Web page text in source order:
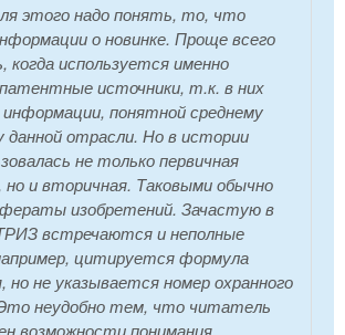
этого надо понять, то, что
о новинке. Проще всего
когда используется именно
источники, т.к. в них
понятной среднему
данной отрасли. Но в истории
не только первичная
и вторичная. Таковыми обычно
изобретений. Зачастую в
встречаются и неполные
цитируется формула
но не указывается номер охранного
неудобно тем, что читатель
возможности понимания